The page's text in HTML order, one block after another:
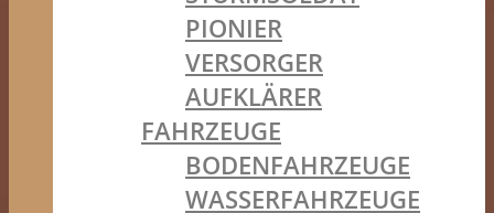
PIONIER
VERSORGER
AUFKLÄRER
FAHRZEUGE
BODENFAHRZEUGE
WASSERFAHRZEUGE